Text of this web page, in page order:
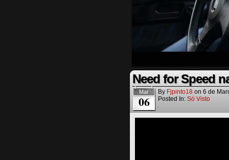
Need for Speed
Mar
06
By Fjpinto18 on 6 de
Posted In: Só Visto